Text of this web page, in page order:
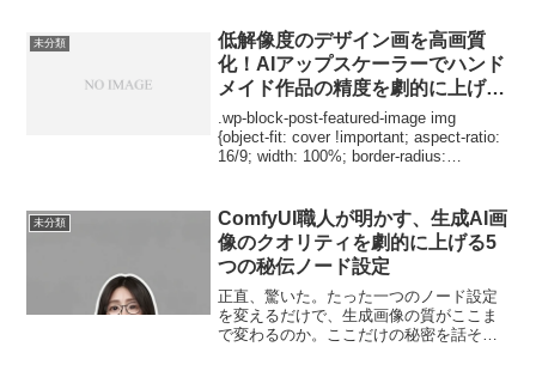
CFGスケール、DPM++ 2M Karr...
未分類
低解像度のデザイン画を高画質
化！AIアップスケーラーでハンド
メイド作品の精度を劇的に上げる
方法
.wp-block-post-featured-image img
{object-fit: cover !important; aspect-ratio:
16/9; width: 100%; border-radius:
未分類
ComfyUI職人が明かす、生成AI画
像のクオリティを劇的に上げる5
つの秘伝ノード設定
正直、驚いた。たった一つのノード設定
を変えるだけで、生成画像の質がここま
で変わるのか。ここだけの秘密を話そ